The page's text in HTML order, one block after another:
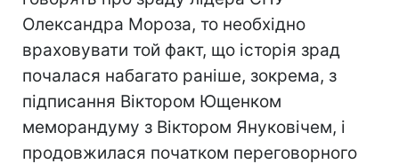
Олександра Мороза, то необхідно
враховувати той факт, що історія зрад
почалася набагато раніше, зокрема, з
підписання Віктором Ющенком
меморандуму з Віктором Януковічем, і
продовжилася початком переговорного